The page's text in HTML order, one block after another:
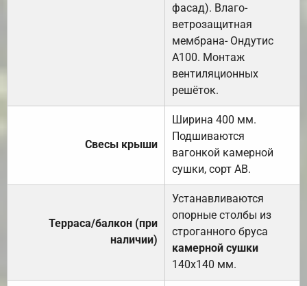
фасад). Влаго-
ветрозащитная
мембрана- Ондутис
А100. Монтаж
вентиляционных
решёток.
Свесы крыши
Ширина 400 мм.
Подшиваются
вагонкой камерной
сушки, сорт АВ.
Терраса/балкон (при
наличии)
Устанавливаются
опорные столбы из
строганного бруса
камерной сушки
140х140 мм.